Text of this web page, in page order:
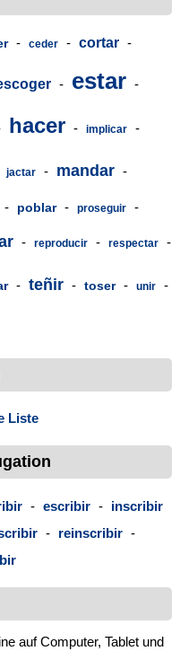
- ceder - cortar -
- estar -
hacer - implicar -
jactar - mandar -
- poblar - proseguir -
- reproducir - respectar -
- teñir - toser - unir -
Liste
- escribir - inscribir
- reinscribir -
auf Computer, Tablet und